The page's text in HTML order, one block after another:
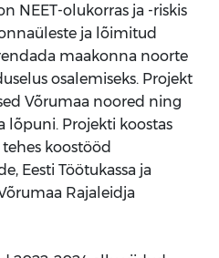
NEET-olukorras ja -riskis
ja lõimitud
maakonna noorte
osalemiseks. Projekt
Võrumaa noored ning
lõpuni. Projekti koostas
koostööd
Eesti Töötukassa ja
Rajaleidja